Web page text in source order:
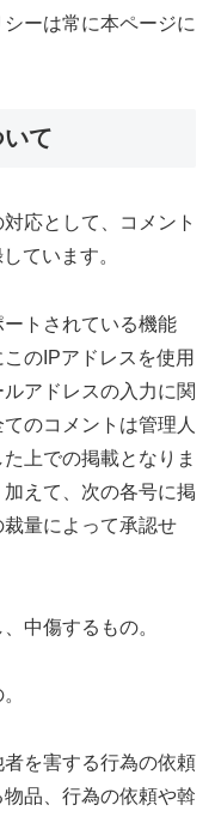
ーは常に本ページに
て
応として、コメント
ています。
トされている機能
のIPアドレスを使用
アドレスの入力に関
のコメントは管理人
上での掲載となりま
えて、次の各号に掲
量によって承認せ
中傷するもの。
者を害する行為の依頼
品、行為の依頼や斡